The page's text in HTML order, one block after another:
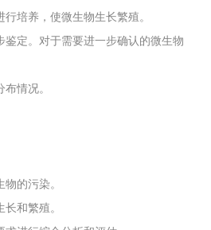
培养，使微生物生长繁殖。
定。对于需要进一步确认的微生物
情况。
的污染。
和繁殖。